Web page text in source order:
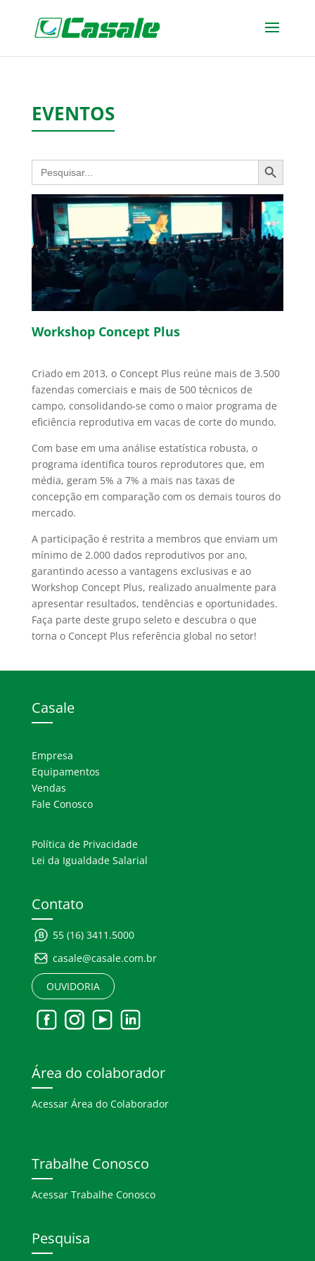
EVENTOS
Search
for:
Search Button
Workshop Concept Plus
Criado em 2013, o Concept Plus reúne mais de 3.500
fazendas comerciais e mais de 500 técnicos de
campo, consolidando-se como o maior programa de
eficiência reprodutiva em vacas de corte do mundo.
Com base em uma análise estatística robusta, o
programa identifica touros reprodutores que, em
média, geram 5% a 7% a mais nas taxas de
concepção em comparação com os demais touros do
mercado.
A participação é restrita a membros que enviam um
mínimo de 2.000 dados reprodutivos por ano,
garantindo acesso a vantagens exclusivas e ao
Workshop Concept Plus, realizado anualmente para
apresentar resultados, tendências e oportunidades.
Faça parte deste grupo seleto e descubra o que
torna o Concept Plus referência global no setor!
Casale
Empresa
Equipamentos
Vendas
Fale Conosco
Política de Privacidade
Lei da Igualdade Salarial
Contato
55 (16) 3411.5000
casale@casale.com.br
OUVIDORIA
Área do colaborador
Acessar Área do Colaborador
Trabalhe Conosco
Acessar Trabalhe Conosco
Pesquisa